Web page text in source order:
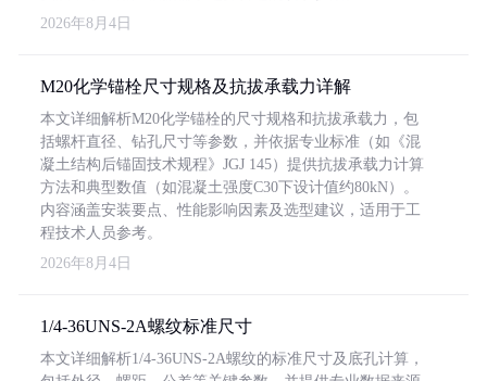
2026年8月4日
M20化学锚栓尺寸规格及抗拔承载力详解
本文详细解析M20化学锚栓的尺寸规格和抗拔承载力，包
括螺杆直径、钻孔尺寸等参数，并依据专业标准（如《混
凝土结构后锚固技术规程》JGJ 145）提供抗拔承载力计算
方法和典型数值（如混凝土强度C30下设计值约80kN）。
内容涵盖安装要点、性能影响因素及选型建议，适用于工
程技术人员参考。
2026年8月4日
1/4-36UNS-2A螺纹标准尺寸
本文详细解析1/4-36UNS-2A螺纹的标准尺寸及底孔计算，